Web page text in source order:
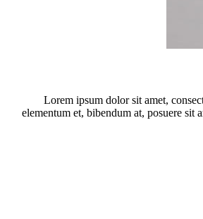
Lorem ipsum dolor sit amet,
elementum et, bibendum at, posuere